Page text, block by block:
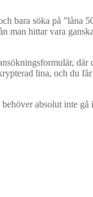
bara söka på ”låna
man hittar vara
där
lina, och du
absolut inte